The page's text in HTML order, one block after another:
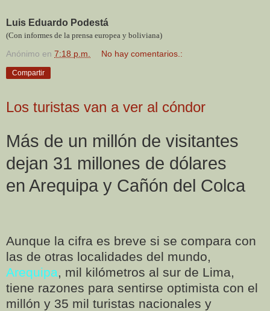
Luis Eduardo Podestá
(Con informes de la prensa europea y boliviana)
Anónimo en 7:18 p.m. No hay comentarios.:
Compartir
Los turistas van a ver al cóndor
Más de un millón de visitantes
dejan 31 millones de dólares
en Arequipa y Cañón del Colca
Aunque la cifra es breve si se compara con
las de otras localidades del mundo,
Arequipa , mil kilómetros al sur de Lima,
tiene razones para sentirse optimista con el
millón y 35 mil turistas nacionales y